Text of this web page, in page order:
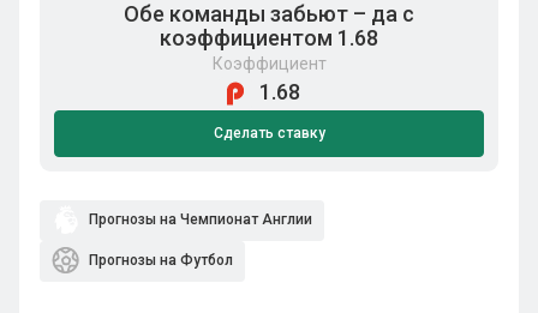
Обе команды забьют – да с
коэффициентом 1.68
Коэффициент
1.68
Сделать ставку
Прогнозы на Чемпионат Англии
Прогнозы на Футбол